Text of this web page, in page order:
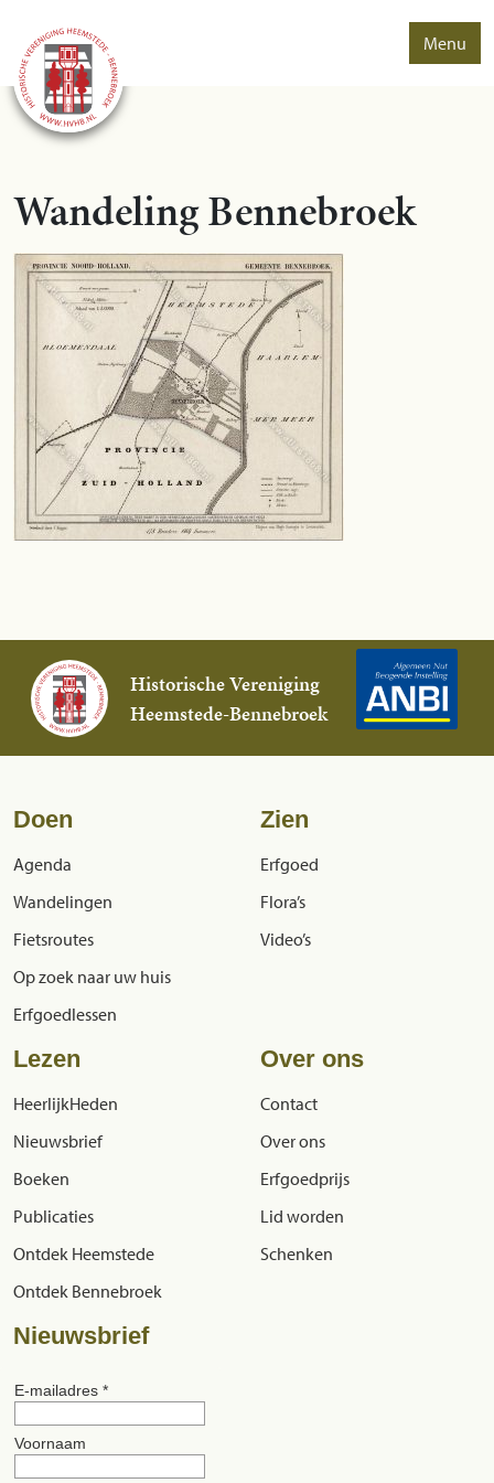
Menu
Wandeling Bennebroek
Historische Vereniging
Heemstede-Bennebroek
Doen
Agenda
Wandelingen
Fietsroutes
Op zoek naar uw huis
Erfgoedlessen
Zien
Erfgoed
Flora’s
Video’s
Lezen
HeerlijkHeden
Nieuwsbrief
Boeken
Publicaties
Ontdek Heemstede
Ontdek Bennebroek
Over ons
Contact
Over ons
Erfgoedprijs
Lid worden
Schenken
Nieuwsbrief